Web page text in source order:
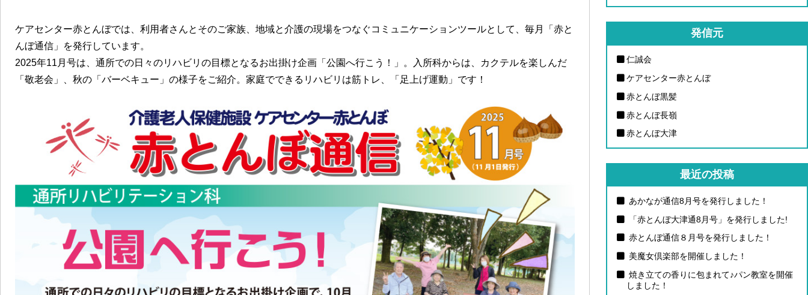
ケアセンター赤とんぼでは、利用者さんとそのご家族、地域と介護の現場をつなぐコミュニケーションツールとして、毎月「赤と
んぼ通信」を発行しています。
2025年11月号は、通所での日々のリハビリの目標となるお出掛け企画「公園へ行こう！」。入所科からは、カクテルを楽しんだ
「敬老会」、秋の「バーベキュー」の様子をご紹介。家庭でできるリハビリは筋トレ、「足上げ運動」です！
発信元
仁誠会
ケアセンター赤とんぼ
赤とんぼ黒髪
赤とんぼ長嶺
赤とんぼ大津
最近の投稿
あかなが通信8月号を発行しました！
「赤とんぼ大津通8月号」を発行しました!
赤とんぼ通信８月号を発行しました！
美魔女倶楽部を開催しました！
焼き立ての香りに包まれて♪パン教室を開催
しました！